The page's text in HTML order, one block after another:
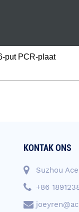
put PCR-plaat
KONTAK ONS
Suzhou
+86